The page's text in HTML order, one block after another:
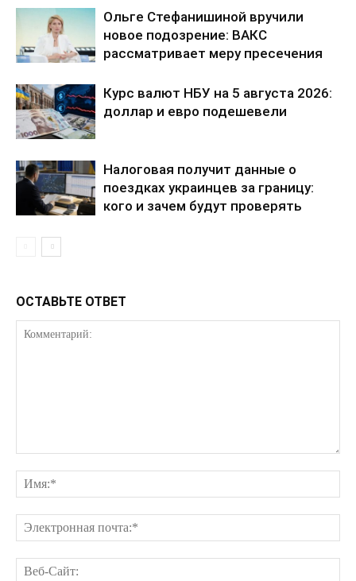
ПОДПИСАТЬСЯ СЕЙЧАС
О нас
Связаться с нами
Контакты
Ольге Стефанишиной вручили
новое подозрение: ВАКС
рассматривает меру пресечения
Курс валют НБУ на 5 августа 2026:
доллар и евро подешевели
Налоговая получит данные о
поездках украинцев за границу:
кого и зачем будут проверять
ОСТАВЬТЕ ОТВЕТ